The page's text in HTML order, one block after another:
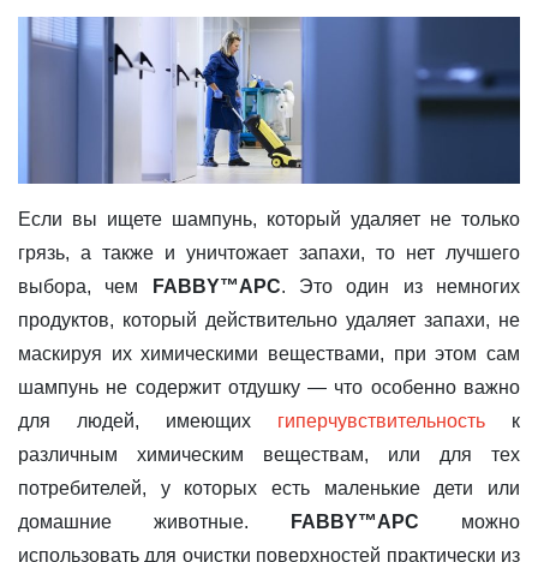
Если вы ищете шампунь, который удаляет не только
грязь, а также и уничтожает запахи, то нет лучшего
выбора, чем
FABBY™APC. Это один из немногих
продуктов, который действительно удаляет запахи, не
маскируя их химическими веществами, при этом сам
шампунь не содержит отдушку — что особенно важно
для людей, имеющих гиперчувствительность к
различным химическим веществам, или для тех
потребителей, у которых есть маленькие дети или
домашние животные.
FABBY™APC можно
использовать для очистки поверхностей практически из